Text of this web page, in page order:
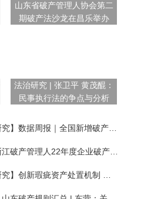
山东省破产管理人协会第二
期破产法沙龙在昌乐举办
法治研究 | 张卫平 黄茂醌：
民事执行法的争点与分析